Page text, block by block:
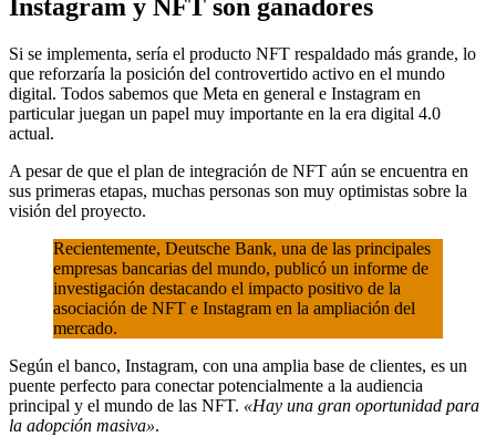
Instagram y NFT son ganadores
Si se implementa, sería el producto NFT respaldado más grande, lo
que reforzaría la posición del controvertido activo en el mundo
digital. Todos sabemos que Meta en general e Instagram en
particular juegan un papel muy importante en la era digital 4.0
actual.
A pesar de que el plan de integración de NFT aún se encuentra en
sus primeras etapas, muchas personas son muy optimistas sobre la
visión del proyecto.
Recientemente, Deutsche Bank, una de las principales
empresas bancarias del mundo, publicó un informe de
investigación destacando el impacto positivo de la
asociación de NFT e Instagram en la ampliación del
mercado.
Según el banco, Instagram, con una amplia base de clientes, es un
puente perfecto para conectar potencialmente a la audiencia
principal y el mundo de las NFT. «Hay una gran oportunidad para
la adopción masiva».